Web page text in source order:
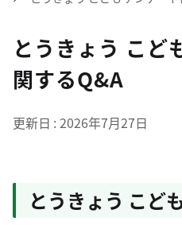
とうきょう こど
関するQ&A
更新日 2026年7月27日
とうきょう こど